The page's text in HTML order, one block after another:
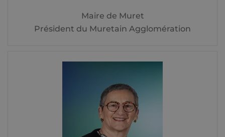
Maire de Muret
Président du Muretain Agglomération